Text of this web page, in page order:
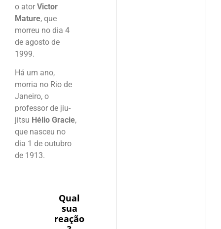
o ator Victor
Mature, que
morreu no dia 4
de agosto de
1999.
Há um ano,
morria no Rio de
Janeiro, o
professor de jiu-
jitsu Hélio Gracie,
que nasceu no
dia 1 de outubro
de 1913.
Qual
sua
reação